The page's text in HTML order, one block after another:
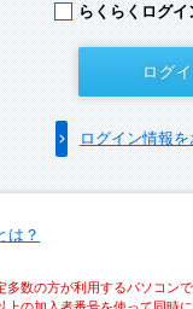
らくらくログ
ログ
ログイン情報
は？
多数の方が利用するパソコン